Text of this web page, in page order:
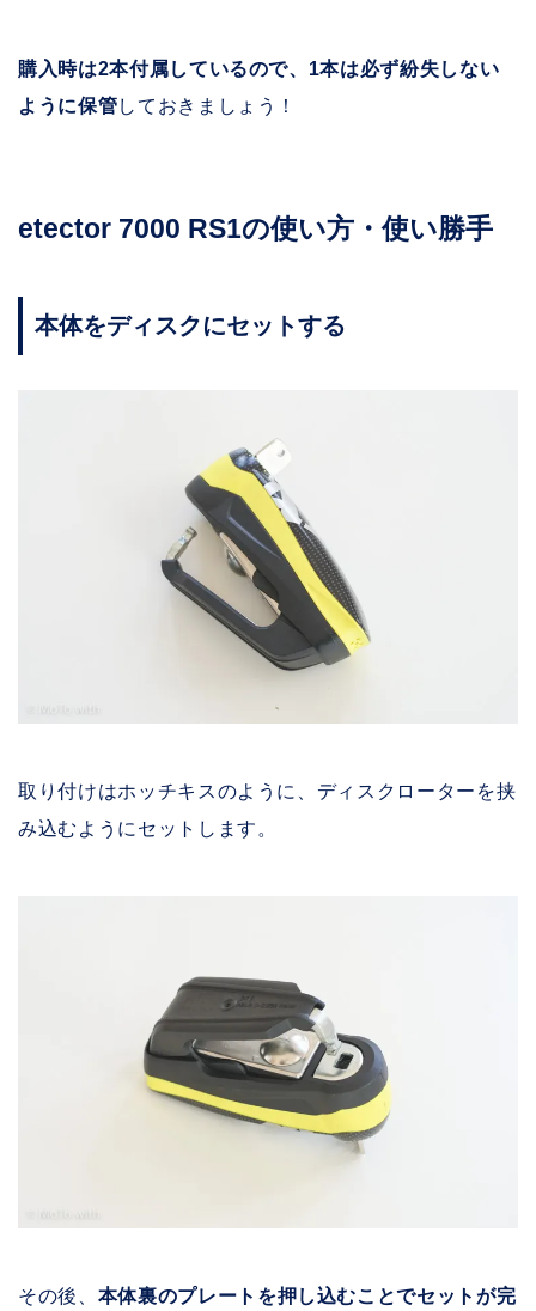
購入時は2本付属しているので、1本は必ず紛失しない
ように保管しておきましょう！
etector 7000 RS1の使い方・使い勝手
本体をディスクにセットする
取り付けはホッチキスのように、ディスクローターを挟
み込むようにセットします。
その後、 本体裏のプレートを押し込むことでセットが完